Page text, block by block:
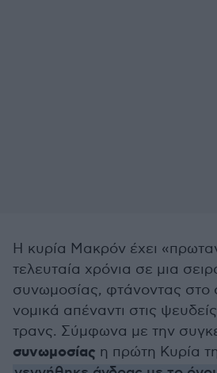
Η κυρία Μακρόν έχει
τελευταία χρόνια σε μια
συνωμοσίας, φτάνοντας στο
νομικά απέναντι στις
τρανς. Σύμφωνα με την
συνωμοσίας η πρώτη Κυρία